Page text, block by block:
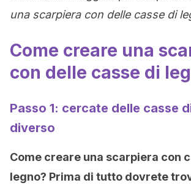
una scarpiera con delle casse di
Come creare una
con delle casse di
Passo 1: cercate delle casse
diverso
Come creare una scarpiera con
legno? Prima di tutto dovrete